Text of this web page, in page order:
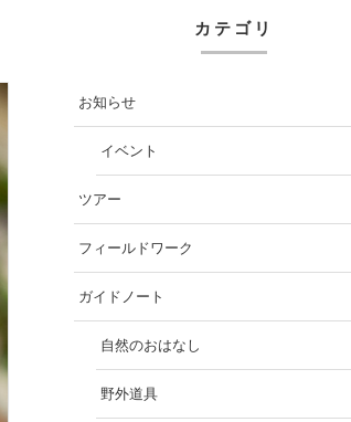
カテゴリ
お知らせ
イベント
ツアー
フィールドワーク
ガイドノート
自然のおはなし
野外道具